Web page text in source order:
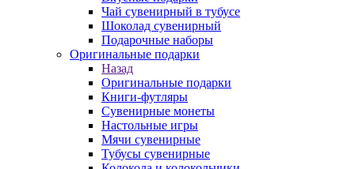
Чай сувенирный в тубусе
Шоколад сувенирный
Подарочные наборы
Оригинальные подарки
Назад
Оригинальные подарки
Книги-футляры
Сувенирные монеты
Настольные игры
Мячи сувенирные
Тубусы сувенирные